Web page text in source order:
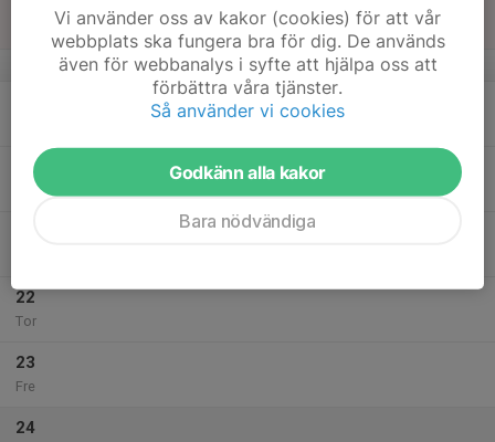
v.34
20
Långdistans, Träning
22
Tor
23
Fre
24
Vi använder oss av kakor (cookies) för att vår
webbplats ska fungera bra för dig. De används
även för webbanalys i syfte att hjälpa oss att
förbättra våra tjänster.
Så använder vi cookies
Godkänn alla kakor
Bara nödvändiga